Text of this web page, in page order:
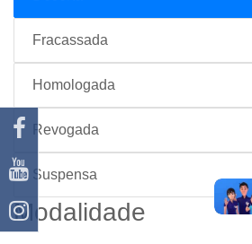
Fracassada
Homologada
Revogada
Suspensa
Modalidade